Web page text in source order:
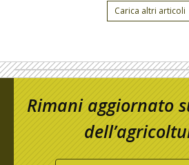
Carica altri articoli
Rimani aggiornato